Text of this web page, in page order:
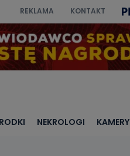
REKLAMA KONTAKT
NEKROLOGI KAMERY